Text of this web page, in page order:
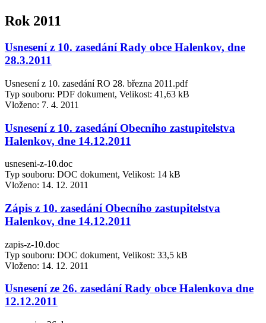
Rok 2011
Usnesení z 10. zasedání Rady obce Halenkov, dne
28.3.2011
Usnesení z 10. zasedání RO 28. března 2011.pdf
Typ souboru: PDF dokument, Velikost: 41,63 kB
Vloženo: 7. 4. 2011
Usnesení z 10. zasedání Obecního zastupitelstva
Halenkov, dne 14.12.2011
usneseni-z-10.doc
Typ souboru: DOC dokument, Velikost: 14 kB
Vloženo: 14. 12. 2011
Zápis z 10. zasedání Obecního zastupitelstva
Halenkov, dne 14.12.2011
zapis-z-10.doc
Typ souboru: DOC dokument, Velikost: 33,5 kB
Vloženo: 14. 12. 2011
Usnesení ze 26. zasedání Rady obce Halenkova dne
12.12.2011